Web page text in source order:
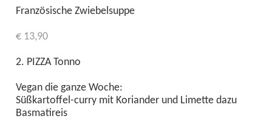
Französische Zwiebelsuppe
€ 13,90
2. PIZZA Tonno
Vegan die ganze Woche:
Süßkartoffel-curry mit Koriander und Limette dazu
Basmatireis